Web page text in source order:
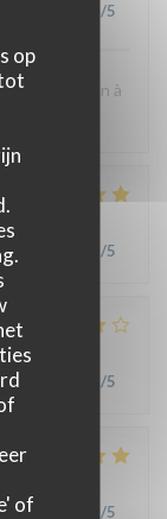
op
of
/5
Rien à
/ Prijs /5
/ Prijs /5
/ Prijs /5